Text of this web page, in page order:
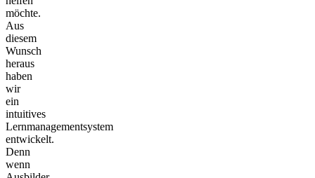
möchte.
Aus
diesem
Wunsch
heraus
haben
wir
ein
intuitives
Lernmanagementsystem
entwickelt.
Denn
wenn